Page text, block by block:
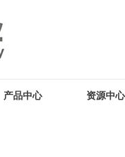
产品中心 资源中心